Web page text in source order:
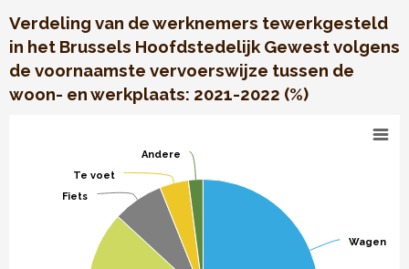
Verdeling van de werknemers tewerkgesteld
in het Brussels Hoofdstedelijk Gewest volgens
de voornaamste vervoerswijze tussen de
woon- en werkplaats: 2021-2022 (%)
Verdeling van de werknemers tewerkgesteld in het
Wagen
Wagen
Fiets
Fiets
Te voet
Te voet
Andere
Andere